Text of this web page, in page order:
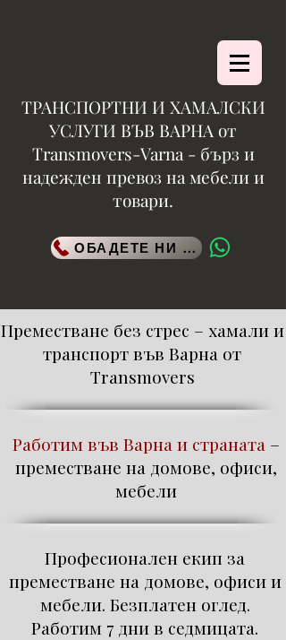
ТРАНСПОРТНИ И ХАМАЛСКИ
УСЛУГИ ВЪВ ВАРНА от
Тransmovers-Varna - бърз и
надежден превоз на мебели и
товари.
ОБАДЕТЕ НИ СЕ
Преместване без стрес – хамали и
транспорт във Варна от
Transmovers
Работим във Варна и страната –
преместване на домове, офиси,
мебели
Професионален екип за
преместване на домове, офиси и
мебели. Безплатен оглед.
Работим 7 дни в седмицата.